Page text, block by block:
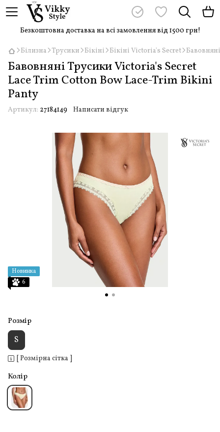
Безкоштовна доставка на всі замовлення від 1500 грн!
Білизна Трусики Бікіні Бікіні Victoria's Secret
Бавовняні Трусики Victoria's Secret
Lace Trim Cotton Bow Lace-Trim Bikini
Panty
Артикул: 27184149 Написати відгук
Новинка
6
Розмір
S
[ Розмірна сітка ]
Колір